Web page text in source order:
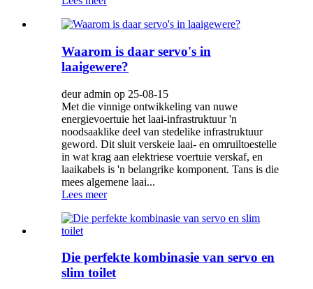
Waarom is daar servo's in
laaigewere?
deur admin op 25-08-15
Met die vinnige ontwikkeling van nuwe
energievoertuie het laai-infrastruktuur 'n
noodsaaklike deel van stedelike infrastruktuur
geword. Dit sluit verskeie laai- en omruiltoestelle
in wat krag aan elektriese voertuie verskaf, en
laaikabels is 'n belangrike komponent. Tans is die
mees algemene laai...
Lees meer
Die perfekte kombinasie van servo en
slim toilet